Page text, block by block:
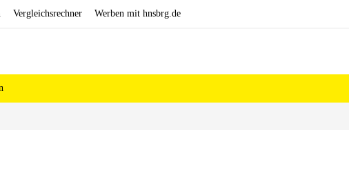
Vergleichsrechner Werben mit hnsbrg.de